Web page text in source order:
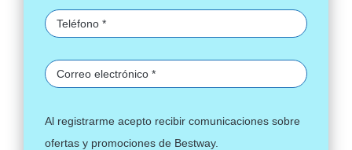
Al registrarme acepto recibir comunicaciones sobre
ofertas y promociones de Bestway.